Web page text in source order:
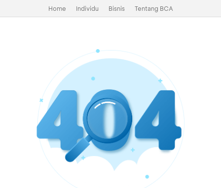
Home Individu Bisnis Tentang BCA